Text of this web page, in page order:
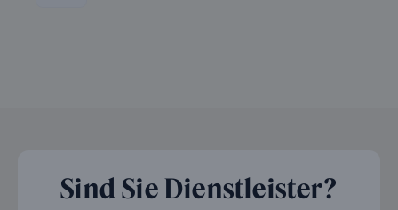
Sind Sie Dienstleister?